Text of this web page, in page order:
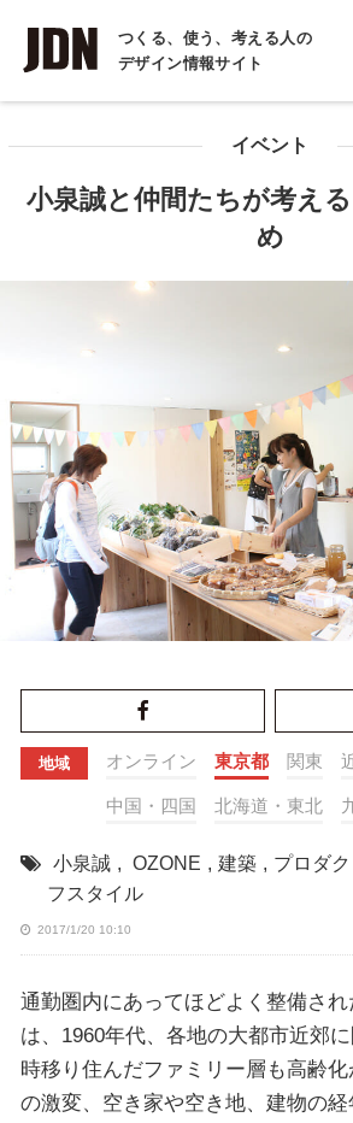
つくる、使う、考える人の
デザイン情報サイト
INTERVIEW
インタビュー
イベント
小泉誠と仲間たちが考え
め
地域 オンライン 東京都 関東
中国・四国 北海道・東北
小泉誠 , OZONE , 建築 , プロダ
フスタイル
2017/1/20 10:10
通勤圏内にあってほどよく整備さ
は、1960年代、各地の大都市近郊
時移り住んだファミリー層も高齢
の激変、空き家や空き地、建物の